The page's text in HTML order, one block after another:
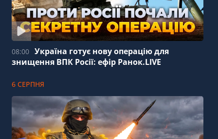
08:00 Україна готує нову операцію для
знищення ВПК Росії: ефір Ранок.LIVE
6 СЕРПНЯ